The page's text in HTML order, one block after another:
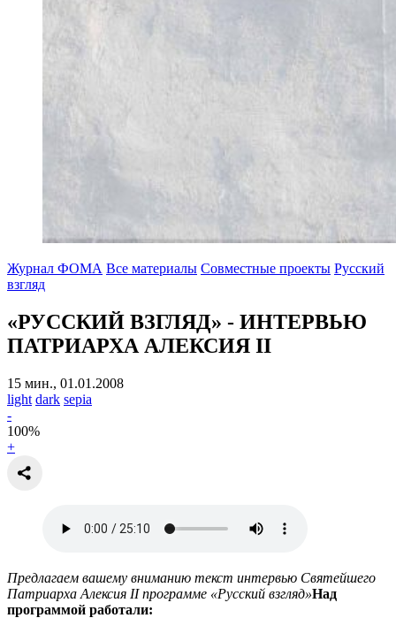
Журнал ФОМА Все материалы Совместные проекты Русский
взгляд
«РУССКИЙ ВЗГЛЯД» - ИНТЕРВЬЮ
ПАТРИАРХА АЛЕКСИЯ II
15 мин., 01.01.2008
light dark sepia
-
100%
+
Предлагаем вашему вниманию текст интервью Святейшего
Патриарха Алексия II программе «Русский взгляд»Над
программой работали: